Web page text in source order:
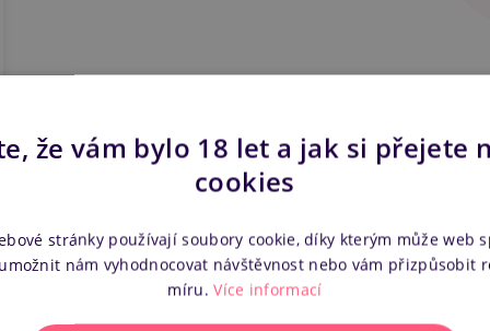
Zobrazit všechny recenze
že vám bylo 18 let a jak si přejete
cookies
stránky používají soubory cookie, díky kterým může web
nám vyhodnocovat návštěvnost nebo vám přizpůsobit
míru. Více informací